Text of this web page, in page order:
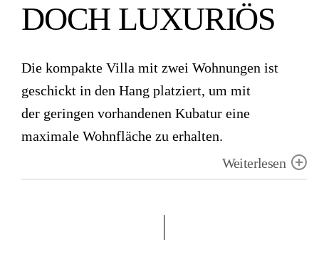
DOCH LUXURIÖS
Die kompakte Villa mit zwei Wohnungen ist
geschickt in den Hang platziert, um mit
der geringen vorhandenen Kubatur eine
maximale Wohnfläche zu erhalten.
Weiterlesen